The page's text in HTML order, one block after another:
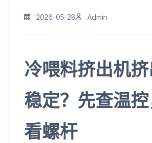
2026-05-28 Admin
冷喂料挤出机
稳定？先查温
看螺杆